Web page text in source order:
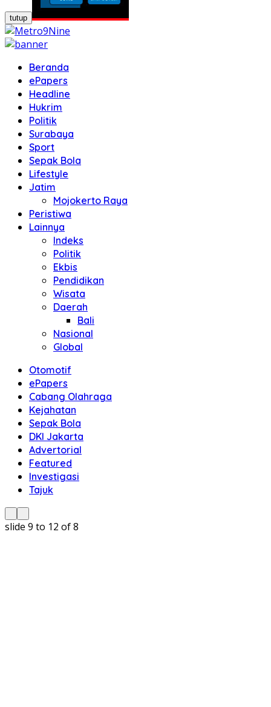
tutup
Beranda
ePapers
Headline
Hukrim
Politik
Surabaya
Sport
Sepak Bola
Lifestyle
Jatim
Mojokerto Raya
Peristiwa
Lainnya
Indeks
Politik
Ekbis
Pendidikan
Wisata
Daerah
Bali
Nasional
Global
Otomotif
ePapers
Cabang Olahraga
Kejahatan
Sepak Bola
DKI Jakarta
Advertorial
Featured
Investigasi
Tajuk
slide 9 to 12 of 8